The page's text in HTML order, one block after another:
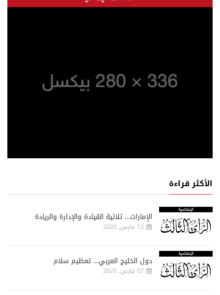
الأكثر قراءة
الإمارات… ثلاثية القيادة والإدارة والريادة
12 مارس, 2026
دول الخليج العربي… تعظيم سلام
07 مارس, 2026